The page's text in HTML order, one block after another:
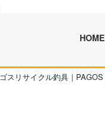
HOME
スリサイクル釣具｜PAGOS